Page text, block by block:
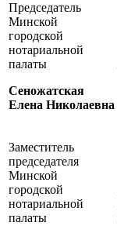
Председатель
Минской
городской
нотариальной
палаты
Сеножатская
Елена Николаевна
Заместитель
председателя
Минской
городской
нотариальной
палаты